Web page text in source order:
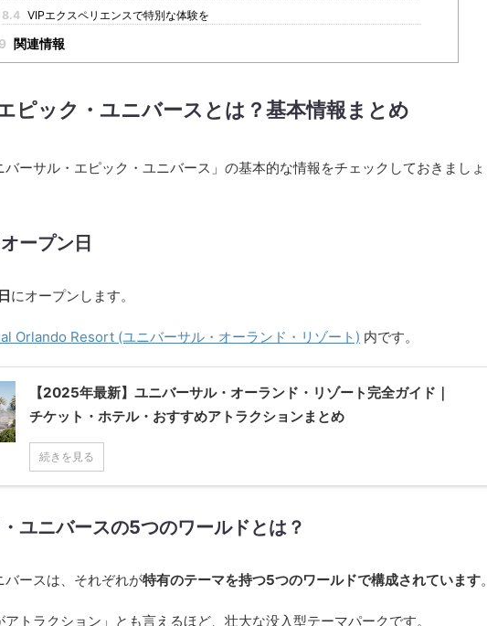
8.4 VIPエクスペリエンスで特別な体験を
9 関連情報
ピック・ユニバースとは？基本情報まとめ
バーサル・エピック・ユニバース」の基本的な情報をチェックしておきましょ
ープン日
にオープンします。
Orlando Resort (ユニバーサル・オーランド・リゾート) 内です。
【2025年最新】ユニバーサル・オーランド・リゾート完全ガイド｜
チケット・ホテル・おすすめアトラクションまとめ
続きを見る
ユニバースの5つのワールドとは？
バースは、それぞれが特有のテーマを持つ5つのワールドで構成されています。
アトラクション」とも言えるほど、壮大な没入型テーマパークです。